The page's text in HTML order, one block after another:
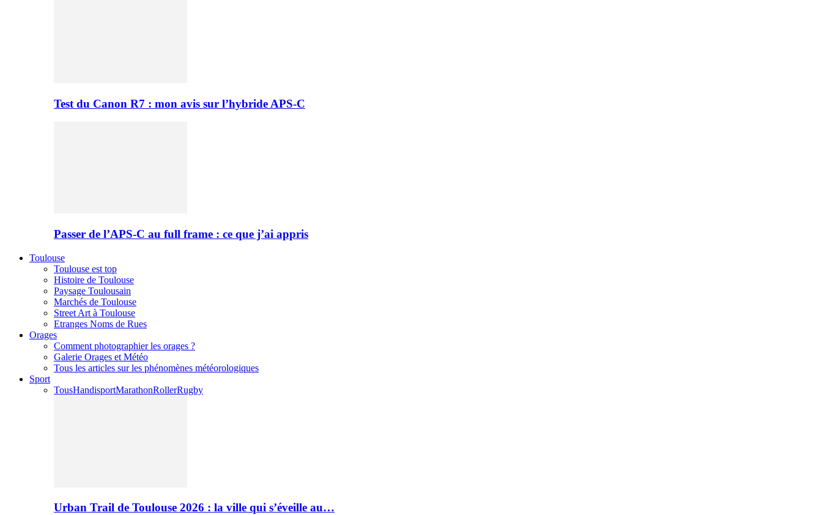
Test du Canon R7 : mon avis sur l’hybride APS-C
Passer de l’APS-C au full frame : ce que j’ai appris
Toulouse
Toulouse est top
Histoire de Toulouse
Paysage Toulousain
Marchés de Toulouse
Street Art à Toulouse
Etranges Noms de Rues
Orages
Comment photographier les orages ?
Galerie Orages et Météo
Tous les articles sur les phénomènes météorologiques
Sport
TousHandisportMarathonRollerRugby
Urban Trail de Toulouse 2026 : la ville qui s’éveille au…